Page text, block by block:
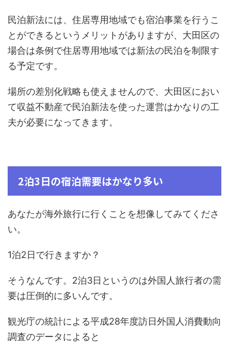
民泊新法には、住居専用地域でも宿泊事業を行うこ
とができるというメリットがありますが、大田区の
場合は条例で住居専用地域では新法の民泊を制限す
る予定です。
場所の差別化戦略も使えませんので、大田区におい
て収益不動産で民泊新法を使った運営はかなりの工
夫が必要になってきます。
2泊3日の宿泊需要はかなり多い
あなたが海外旅行に行くことを想像してみてくださ
い。
1泊2日で行きますか？
そうなんです。2泊3日というのは外国人旅行者の需
要は圧倒的に多いんです。
観光庁の統計による平成28年度訪日外国人消費動向
調査のデータによると